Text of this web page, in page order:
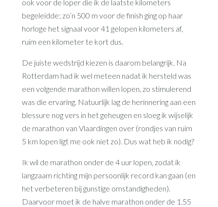
ook voor de loper die ik de laatste kilometers
begeleidde; zo’n 500 m voor de finish ging op haar
horloge het signaal voor 41 gelopen kilometers af,
ruim een kilometer te kort dus.
De juiste wedstrijd kiezen is daarom belangrijk. Na
Rotterdam had ik wel meteen nadat ik hersteld was
een volgende marathon willen lopen, zo stimulerend
was die ervaring. Natuurlijk lag de herinnering aan een
blessure nog vers in het geheugen en sloeg ik wijselijk
de marathon van Vlaardingen over (rondjes van ruim
5 km lopen ligt me ook niet zo). Dus wat heb ik nodig?
Ik wil de marathon onder de 4 uur lopen, zodat ik
langzaam richting mijn persoonlijk record kan gaan (en
het verbeteren bij gunstige omstandigheden).
Daarvoor moet ik de halve marathon onder de 1.55